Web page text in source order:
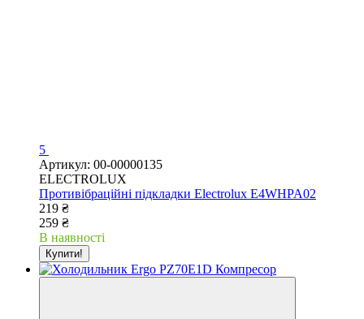
5
Артикул: 00-00000135
ELECTROLUX
Противібраційні підкладки Electrolux E4WHPA02
219 ₴
259 ₴
В наявності
Купити!